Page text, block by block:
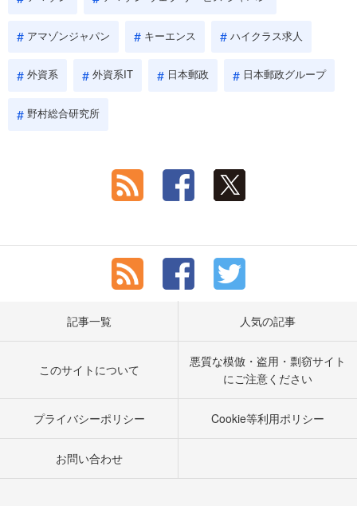
アマゾンジャパン キーエンス ハイクラス求人
外資系 外資系IT 日本郵政 日本郵政グループ
野村総合研究所
記事一覧 人気の記事
このサイトについて
悪質な模倣・盗用・剽窃サイト
にご注意ください
プライバシーポリシー Cookie等利用ポリシー
お問い合わせ